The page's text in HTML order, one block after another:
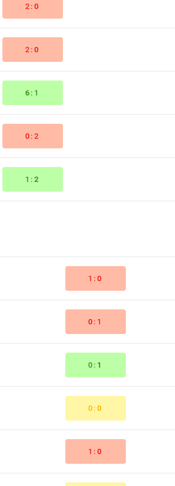
2: 0
2: 0
6 :1
0 :2
1: 2
1: 0
0 :1
0: 1
0: 0
1: 0